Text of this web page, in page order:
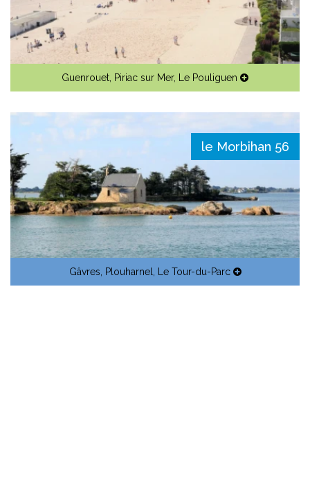
Guenrouet, Piriac sur Mer, Le Pouliguen
le Morbihan 56
Gâvres, Plouharnel, Le Tour-du-Parc